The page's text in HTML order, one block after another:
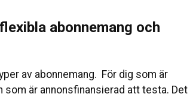
abonnemang och
av abonnemang. För dig som är
som är annonsfinansierad att testa. Det